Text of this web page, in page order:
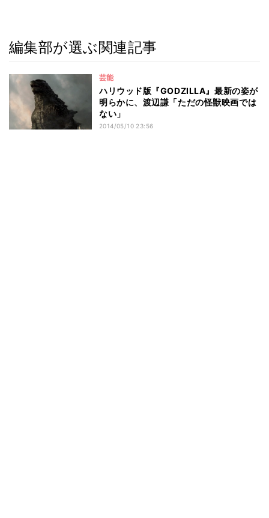
編集部が選ぶ関連記事
芸能
ハリウッド版『GODZILLA』最新の姿が
明らかに、渡辺謙「ただの怪獣映画では
ない」
2014/05/10 23:56